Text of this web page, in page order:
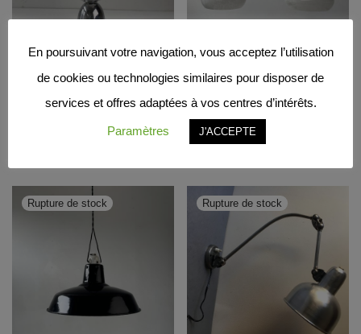
LAMPE A POSER
OPALINE / ref : L1378
PAIRE DE
VERRE DE CLICHY /
ref : L1711
En poursuivant votre navigation, vous acceptez l’utilisation
de cookies ou technologies similaires pour disposer de
services et offres adaptées à vos centres d’intérêts.
Paramètres J'ACCEPTE